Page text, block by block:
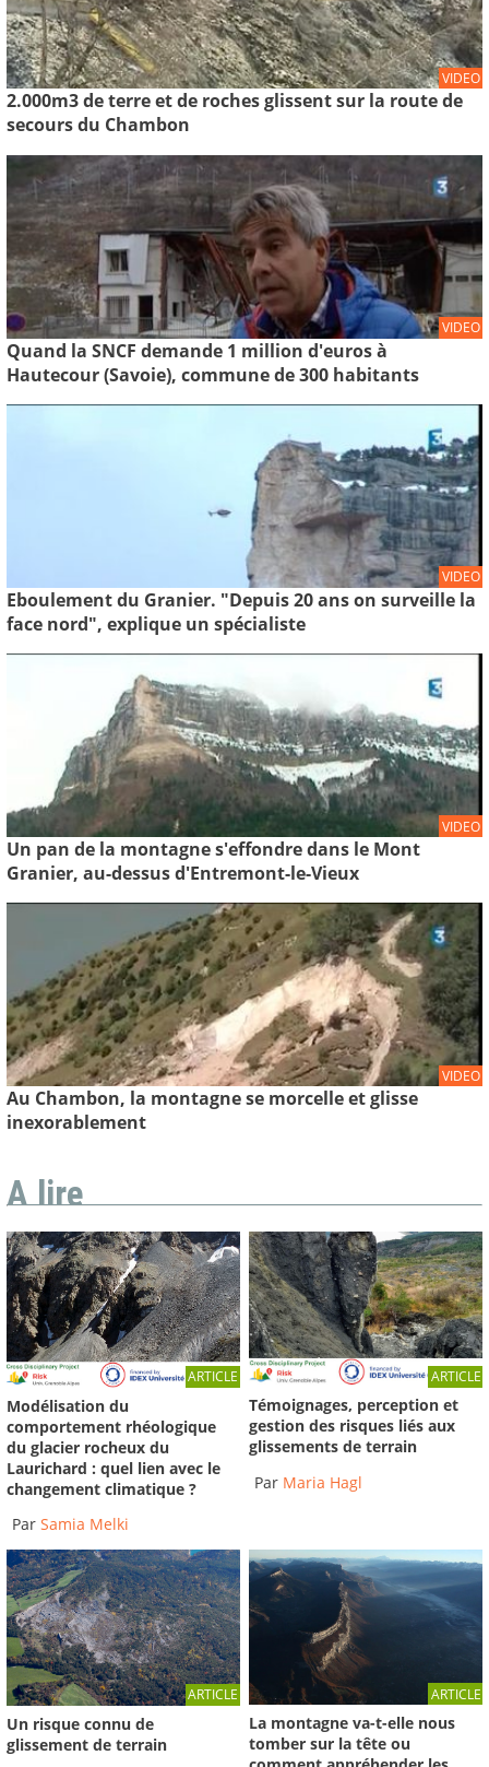
VIDEO
2.000m3 de terre et de roches glissent sur la route de
secours du Chambon
VIDEO
Quand la SNCF demande 1 million d'euros à
Hautecour (Savoie), commune de 300 habitants
VIDEO
Eboulement du Granier. "Depuis 20 ans on surveille la
face nord", explique un spécialiste
VIDEO
Un pan de la montagne s'effondre dans le Mont
Granier, au-dessus d'Entremont-le-Vieux
VIDEO
Au Chambon, la montagne se morcelle et glisse
inexorablement
A lire
ARTICLE
Modélisation du
comportement rhéologique
du glacier rocheux du
Laurichard : quel lien avec le
changement climatique ?
Par Samia Melki
ARTICLE
Témoignages, perception et
gestion des risques liés aux
glissements de terrain
Par Maria Hagl
ARTICLE
Un risque connu de
glissement de terrain
ARTICLE
La montagne va-t-elle nous
tomber sur la tête ou